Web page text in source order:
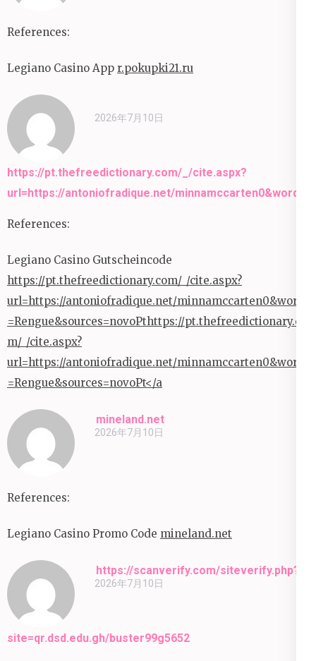
References:
Legiano Casino App r.pokupki21.ru
https://pt.thefreedictionary.com/_/cite.aspx?
url=https://antoniofradique.net/
2026年7月10日
References:
Legiano Casino Gutscheincode
https://pt.thefreedictionary.com/_/cite.aspx?
url=https://antoniofradique.net/minnamccarten0&word
=Rengue&sources=novoPthttps://pt.thefreedictionary.co
m/_/cite.aspx?
url=https://antoniofradique.net/minnamccarten0&word
=Rengue&sources=novoPt</a
mineland.net
2026年7月10日
References:
Legiano Casino Promo Code mineland.net
https://scanverify.com/siteverify.php?
site=qr.dsd.edu.gh/buster99g5652
2026年7月10日